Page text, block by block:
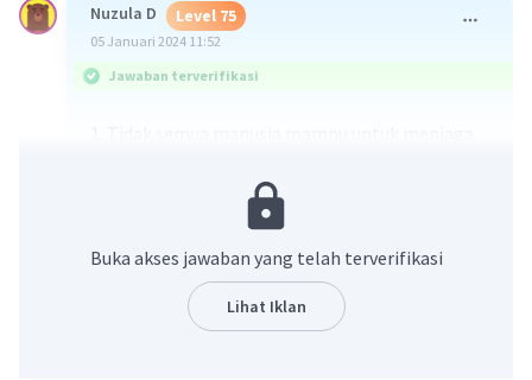
Nuzula D Level 75
05 Januari 2024 11:52
Jawaban terverifikasi
yang beriman ataupun malah sebaliknya. Hal ini
disebabkan karena manusia memiliki fitrah,
hawa nafsu, dan akal.
2. Kita sebagai manusia harus senantiasa
menjaga ucapan ataupun perilaku selama hidup
Buka akses jawaban yang telah terverifikasi
Lihat Iklan